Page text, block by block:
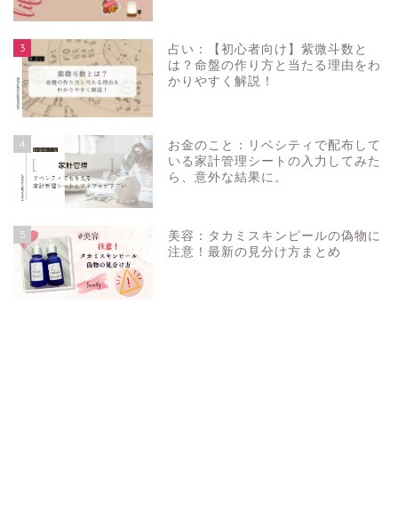
3
占い：【初心者向け】紫微斗数と
は？命盤の作り方と当たる理由をわ
かりやすく解説！
4
お金のこと：リベシティで配布して
いる家計管理シートの入力してみた
ら、意外な結果に。
5
美容：タカミスキンピールの偽物に
注意！最新の見分け方まとめ